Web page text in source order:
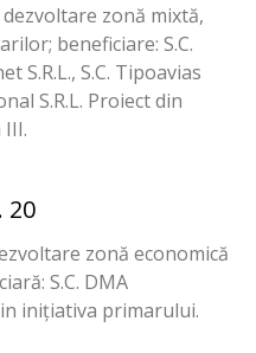
dezvoltare zonă mixtă,
beneficiare: S.C.
S.R.L., S.C. Tipoavias
S.R.L. Proiect din
20
zonă economică
S.C. DMA
inițiativa primarului.